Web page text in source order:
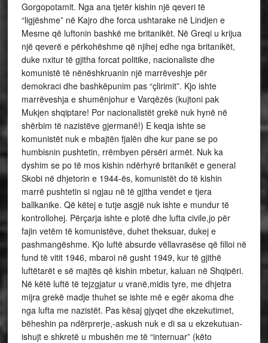
Gorgopotamit. Nga ana tjetër kishin një qeveri të
“ligjëshme” në Kajro dhe forca ushtarake në Lindjen e
Mesme që luftonin bashkë me britanikët. Në Greqi u krijua
një qeverë e përkohëshme që njihej edhe nga britanikët,
duke nxitur të gjitha forcat politike, nacionaliste dhe
komunistë të nënëshkruanin një marrëveshje për
demokraci dhe bashkëpunim pas “çlirimit”. Kjo ishte
marrëveshja e shumënjohur e Varqëzës (kujtoni pak
Mukjen shqiptare! Por nacionalistët grekë nuk hynë në
shërbim të nazistëve gjermanë!) E keqja ishte se
komunistët nuk e mbajtën fjalën dhe kur pane se po
humbisnin pushtetin, rrëmbyen përsëri armët. Nuk ka
dyshim se po të mos kishin ndërhyrë britanikët e general
Skobi në dhjetorin e 1944-ës, komunistët do të kishin
marrë pushtetin si ngjau në të gjitha vendet e tjera
ballkanike. Që këtej e tutje asgjë nuk ishte e mundur të
kontrollohej. Përçarja ishte e plotë dhe lufta civile,jo për
fajin vetëm të komunistëve, duhet theksuar, dukej e
pashmangëshme. Kjo luftë absurde vëllavrasëse që filloi në
fund të vitit 1946, mbaroi në gusht 1949, kur të gjithë
luftëtarët e së majtës që kishin mbetur, kaluan në Shqipëri.
Në këtë luftë të tejzgjatur u vranë,midis tyre, me dhjetra
mijra grekë madje thuhet se ishte më e egër akoma dhe
nga lufta me nazistët. Pas kësaj gjyqet dhe ekzekutimet,
bëheshin pa ndërprerje,-askush nuk e di sa u ekzekutuan-
ishujt e shkretë u mbushën me të “internuar” (këto